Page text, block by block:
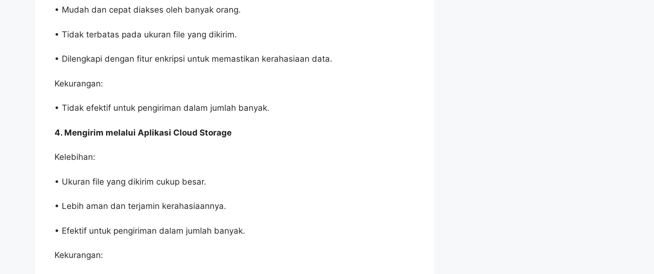
• Mudah dan cepat diakses oleh banyak orang.
• Tidak terbatas pada ukuran file yang dikirim.
• Dilengkapi dengan fitur enkripsi untuk memastikan kerahasiaan data.
Kekurangan:
• Tidak efektif untuk pengiriman dalam jumlah banyak.
4. Mengirim melalui Aplikasi Cloud Storage
Kelebihan:
• Ukuran file yang dikirim cukup besar.
• Lebih aman dan terjamin kerahasiaannya.
• Efektif untuk pengiriman dalam jumlah banyak.
Kekurangan: